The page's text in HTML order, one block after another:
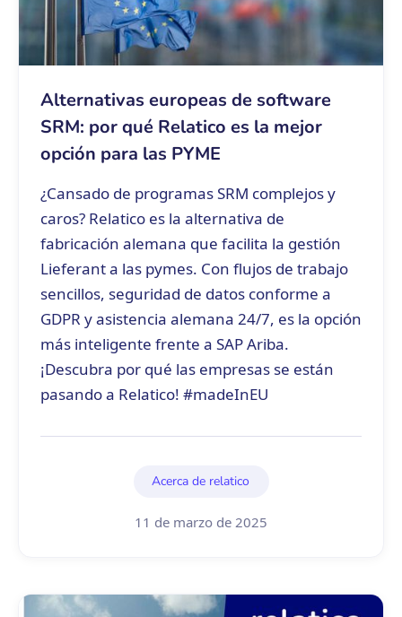
Alternativas europeas de software
SRM: por qué Relatico es la mejor
opción para las PYME
¿Cansado de programas SRM complejos y
caros? Relatico es la alternativa de
fabricación alemana que facilita la gestión
Lieferant a las pymes. Con flujos de trabajo
sencillos, seguridad de datos conforme a
GDPR y asistencia alemana 24/7, es la opción
más inteligente frente a SAP Ariba.
¡Descubra por qué las empresas se están
pasando a Relatico! #madeInEU
Acerca de relatico
11 de marzo de 2025